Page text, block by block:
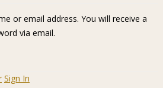
or email address. You will receive a
via email.
Sign In